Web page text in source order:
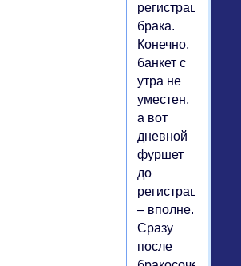
регистрации
брака.
Конечно,
банкет с
утра не
уместен,
а вот
дневной
фуршет
до
регистрации
– вполне.
Сразу
после